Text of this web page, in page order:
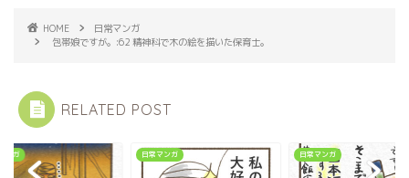
HOME
日常マンガ
包帯娘ですが。:62 精神科で木の絵を描いた保育士。
RELATED POST
ンガ 日常マンガ 日常マンガ